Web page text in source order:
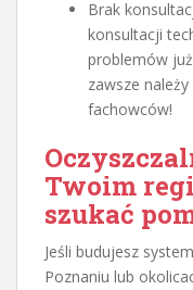
Brak
konsultacji
problemów
zawsze
fachowców!
Twoim
szukać
Jeśli budujesz
Poznaniu lub